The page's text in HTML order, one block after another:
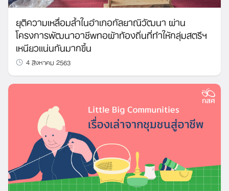
ยุติความเหลื่อมล้ำในอำเภอกัลยาณิวัฒนา ผ่าน
โครงการพัฒนาอาชีพทอผ้าท้องถิ่นที่ทำให้กลุ่มสตรีฯ
เหนียวแน่นกันมากขึ้น
4 สิงหาคม 2563